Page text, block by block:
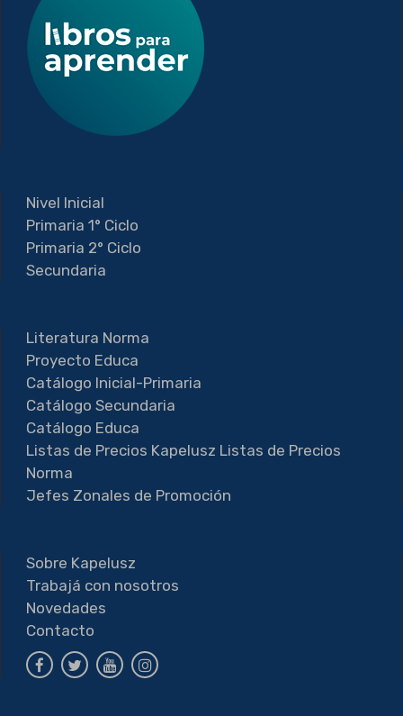
Nivel Inicial
Primaria 1° Ciclo
Primaria 2° Ciclo
Secundaria
Literatura Norma
Proyecto Educa
Catálogo Inicial-Primaria
Catálogo Secundaria
Catálogo Educa
Listas de Precios Kapelusz Listas de Precios
Norma
Jefes Zonales de Promoción
Sobre Kapelusz
Trabajá con nosotros
Novedades
Contacto